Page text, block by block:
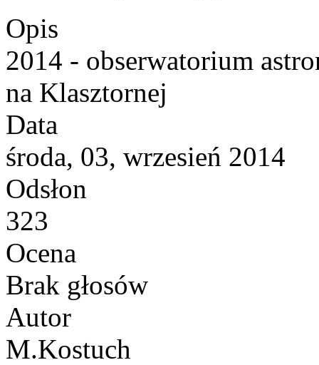
Opis
2014 - obserwatorium
na Klasztornej
Data
środa, 03, wrzesień 2014
Odsłon
323
Ocena
Brak głosów
Autor
M.Kostuch